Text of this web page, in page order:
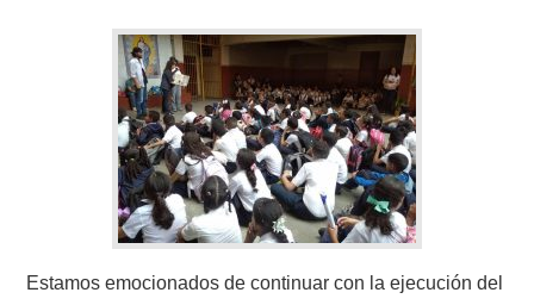
Estamos emocionados de continuar con la ejecución del